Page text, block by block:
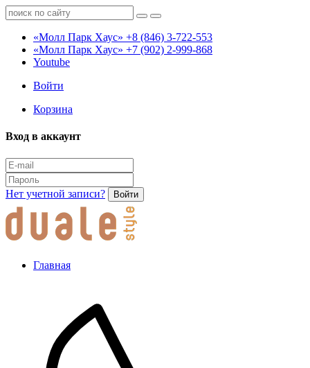
«Молл Парк Хаус» +8 (846) 3-722-553
«Молл Парк Хаус» +7 (902) 2-999-868
Youtube
Войти
Корзина
Вход в аккаунт
Нет учетной записи? Войти
Главная